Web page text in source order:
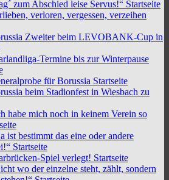
zum Abschied leise Servus!“ Startseite
verloren, vergessen, verzeihen
Zweiter beim LEVOBANK-Cup in
Termine bis zur Winterpause
für Borussia Startseite
beim Stadionfest in Wiesbach zu
habe mich noch in keinem Verein so
ist bestimmt das eine oder andere
Startseite
Spiel verlegt! Startseite
wo der einzelne steht, zählt, sondern